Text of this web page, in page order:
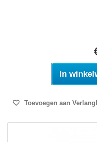
In
Toevoegen aan